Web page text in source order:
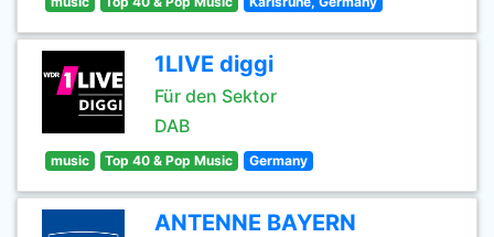
1LIVE diggi
Für den Sektor
DAB
music Top 40 & Pop Music Germany
ANTENNE BAYERN